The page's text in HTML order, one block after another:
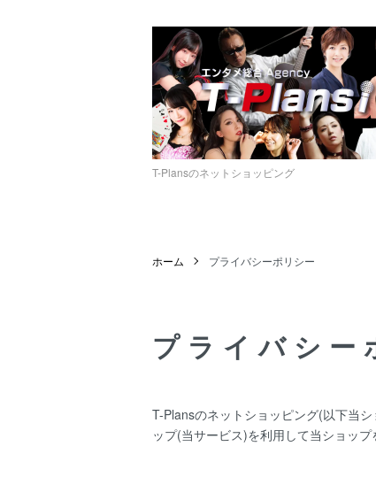
T-Plansのネットショッピング
ホーム プライバシーポリシー
プライバシー
T-Plansのネットショッピング(以下当シ
ップ(当サービス)を利用して当ショッ